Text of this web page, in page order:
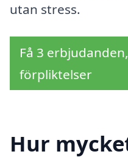
utan stress.
Få 3
förpliktelser
Hur